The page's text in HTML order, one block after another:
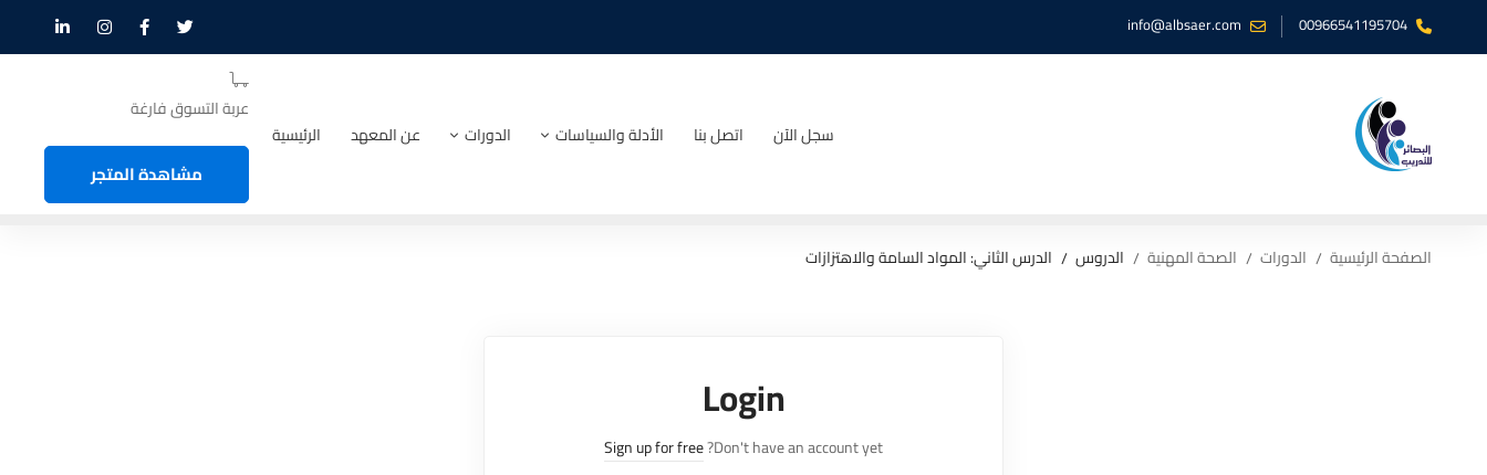
00966541195704
info@albsaer.com
سجل الآن اتصل بنا الأدلة والسياسات الدورات عن المعهد الرئيسية
عربة التسوق فارغة
مشاهدة المتجر
الصفحة الرئيسية الدورات الصحة المهنية الدروس الدرس الثاني: المواد السامة والاهتزازات
Login
Don't have an account yet?
Sign up for free